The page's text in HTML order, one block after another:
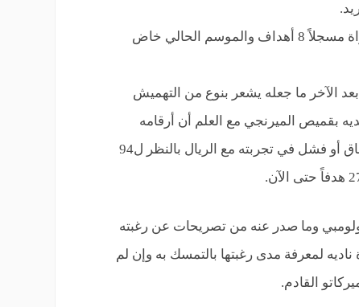
وفي موسمه الثاني 2015/2016 خاض 32 مباراة مسجلاً 8 أهداف والموسم الحالي خاض
الآخر ما جعله يشعر بنوع من التهميش
بقميص الميرنجي مع العلم أن أرقامه
تعتبر جيدة ولا تعكس ما قد يسميه البعض إخفاق أو فشل في تجربته مع الريال بالنظر ل94
وما صدر عنه من تصريحات عن رغبته
لمعرفة مدى رغبتها بالتمسك به وإن لم
القادم.